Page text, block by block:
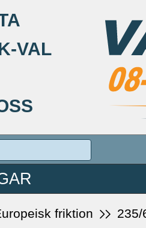
VAL
friktion 235/